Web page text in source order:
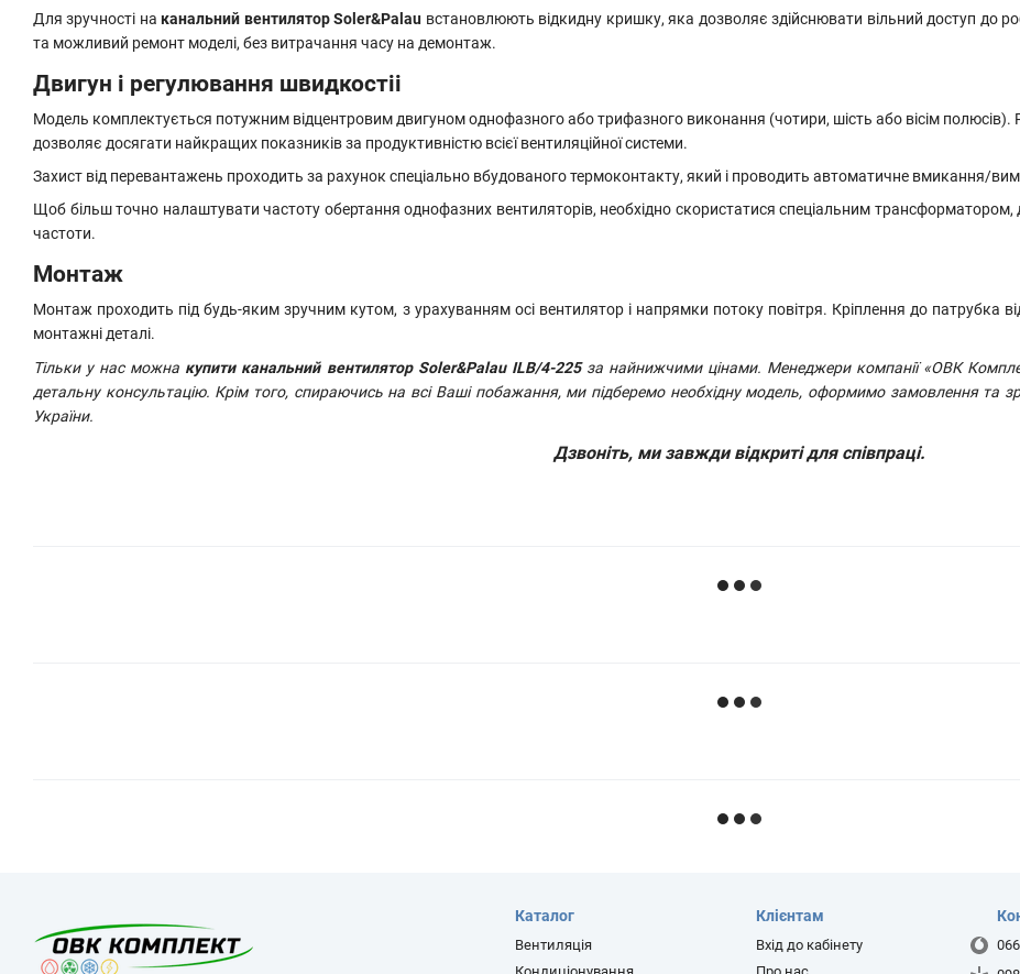
Для зручності наканальний вентилятор Soler&Palau встановлюють відкидну кришку, яка дозволяє здійснювати вільний доступ до
та можливий ремонт моделі, без витрачання часу на демонтаж.
Двигун і регулювання швидкостіі
Модель комплектується потужним відцентровим двигуном однофазного або трифазного виконання (чотири, шість або вісім
дозволяє досягати найкращих показників за продуктивністю всієї вентиляційної системи.
Захист від перевантажень проходить за рахунок спеціально вбудованого термоконтакту, який і проводить автоматичне вмикання/
Щоб більш точно налаштувати частоту обертання однофазних вентиляторів, необхідно скористатися спеціальним
частоти.
Монтаж
Монтаж проходить під будь-яким зручним кутом, з урахуванням осі вентилятор і напрямки потоку повітря. Кріплення до патрубка
монтажні деталі.
Тільки у нас можна купити канальний вентилятор Soler&Palau ILB/4-225 за найнижчими цінами. Менеджери компанії «ОВК
детальну консультацію. Крім того, спираючись на всі Ваші побажання, ми підберемо необхідну модель, оформимо замовлення та
України.
Дзвоніть, ми завжди відкриті для співпраці.
Каталог
Вентиляція
Клієнтам
Вхід до кабінету